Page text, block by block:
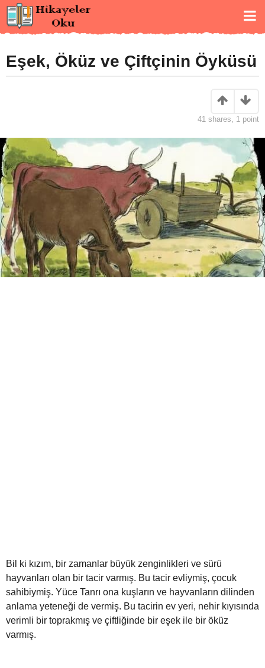
Eşek, Öküz ve Çiftçinin Öyküsü
41 shares, 1 point
Bil ki kızım, bir zamanlar büyük zenginlikleri ve sürü
hayvanları olan bir tacir varmış. Bu tacir evliymiş, çocuk
sahibiymiş. Yüce Tanrı ona kuşların ve hayvanların dilinden
anlama yeteneği de vermiş. Bu tacirin ev yeri, nehir kıyısında
verimli bir toprakmış ve çiftliğinde bir eşek ile bir öküz
varmış.